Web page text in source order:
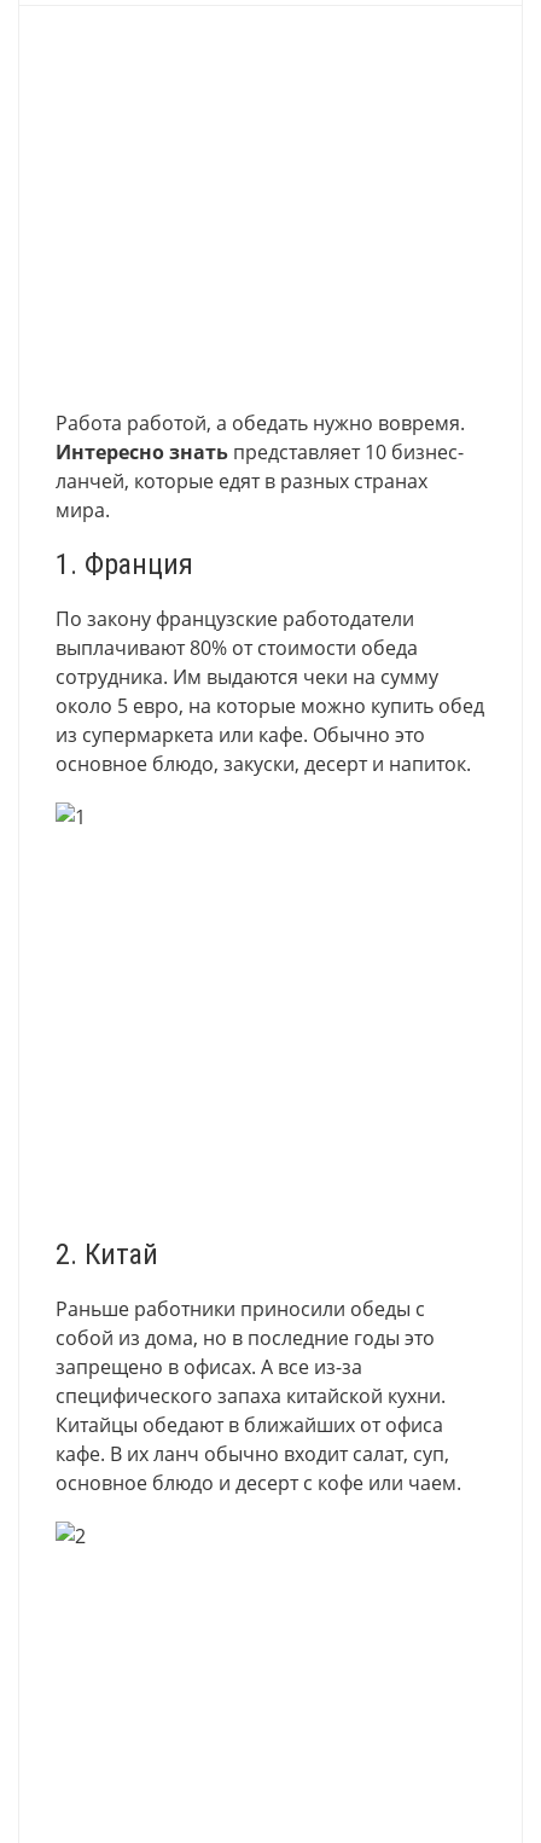
Работа работой, а обедать нужно вовремя.
Интересно знать представляет 10 бизнес-
ланчей, которые едят в разных странах
мира.
1. Франция
По закону французские работодатели
выплачивают 80% от стоимости обеда
сотрудника. Им выдаются чеки на сумму
около 5 евро, на которые можно купить обед
из супермаркета или кафе. Обычно это
основное блюдо, закуски, десерт и напиток.
2. Китай
Раньше работники приносили обеды с
собой из дома, но в последние годы это
запрещено в офисах. А все из-за
специфического запаха китайской кухни.
Китайцы обедают в ближайших от офиса
кафе. В их ланч обычно входит салат, суп,
основное блюдо и десерт с кофе или чаем.